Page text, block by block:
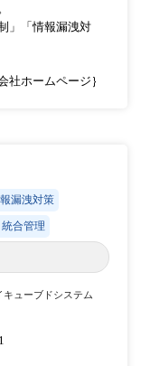
」「情報漏洩対
社ホームページ｝
漏洩対策
合管理
キューブドシステム